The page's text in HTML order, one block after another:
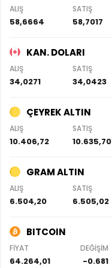
ALIŞ SATIŞ
58,6664 58,7017
KAN. DOLARI
ALIŞ SATIŞ
34,0271 34,0423
ÇEYREK ALTIN
ALIŞ SATIŞ
10.406,72 10.635,70
GRAM ALTIN
ALIŞ SATIŞ
6.504,20 6.505,02
BITCOIN
FİYAT DEĞİŞİM
64.264,01 -0.681